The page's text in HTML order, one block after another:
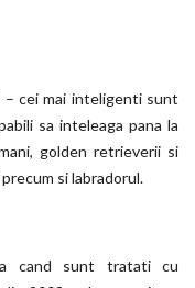
– cei mai inteligenti sunt
sa inteleaga pana la
golden retrieverii si
si labradorul.
cand sunt tratati cu